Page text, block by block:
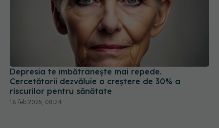
Depresia te îmbătrânește mai repede.
Cercetătorii dezvăluie o creștere de 30% a
riscurilor pentru sănătate
18 feb 2025, 08:24